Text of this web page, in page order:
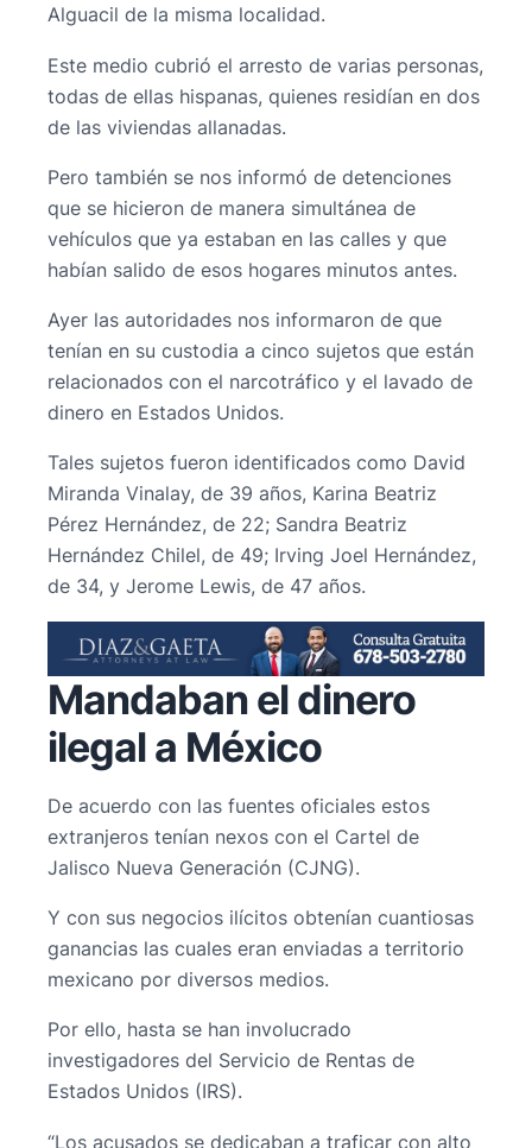
Alguacil de la misma localidad.
Este medio cubrió el arresto de varias personas,
todas de ellas hispanas, quienes residían en dos
de las viviendas allanadas.
Pero también se nos informó de detenciones
que se hicieron de manera simultánea de
vehículos que ya estaban en las calles y que
habían salido de esos hogares minutos antes.
Ayer las autoridades nos informaron de que
tenían en su custodia a cinco sujetos que están
relacionados con el narcotráfico y el lavado de
dinero en Estados Unidos.
Tales sujetos fueron identificados como David
Miranda Vinalay, de 39 años, Karina Beatriz
Pérez Hernández, de 22; Sandra Beatriz
Hernández Chilel, de 49; Irving Joel Hernández,
de 34, y Jerome Lewis, de 47 años.
Mandaban el dinero
ilegal a México
De acuerdo con las fuentes oficiales estos
extranjeros tenían nexos con el Cartel de
Jalisco Nueva Generación (CJNG).
Y con sus negocios ilícitos obtenían cuantiosas
ganancias las cuales eran enviadas a territorio
mexicano por diversos medios.
Por ello, hasta se han involucrado
investigadores del Servicio de Rentas de
Estados Unidos (IRS).
“Los acusados se dedicaban a traficar con alto